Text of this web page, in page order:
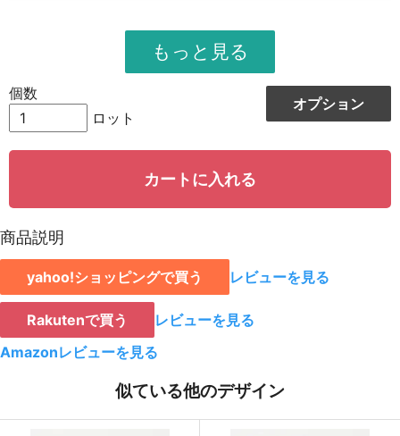
951
12324
13216
15 942 14130
939
18
19 928 15776
20 923
21 921
919
オプション
個数
ロット
カートに入れる
商品説明
yahoo!ショッピングで買う レビューを見る
Rakutenで買う
レビューを見る
Amazonレビューを見る
似ている他のデザイン